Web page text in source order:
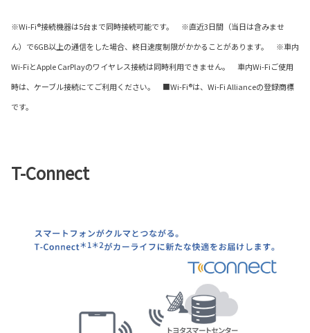
※Wi-Fi®接続機器は5台まで同時接続可能です。 ※直近3日間（当日は含みませ
ん）で6GB以上の通信をした場合、終日速度制限がかかることがあります。 ※車内
Wi-FiとApple CarPlayのワイヤレス接続は同時利用できません。 車内Wi-Fiご使用
時は、ケーブル接続にてご利用ください。 ■Wi-Fi®は、Wi-Fi Allianceの登録商標
です。
T-Connect